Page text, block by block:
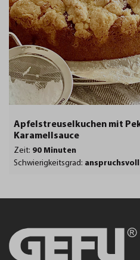
Apfelstreuselkuchen mit
Karamellsauce
Zeit: 90 Minuten
Schwierigkeitsgrad: anspruchsvoll